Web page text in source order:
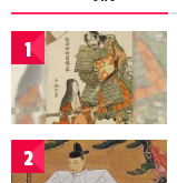
1
2